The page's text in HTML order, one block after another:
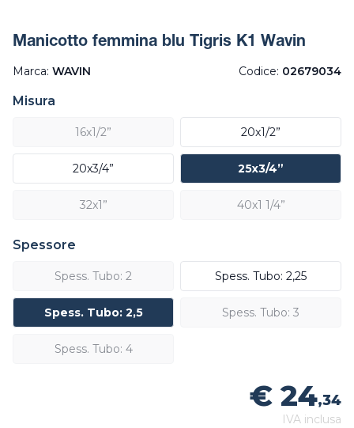
Manicotto femmina blu Tigris K1 Wavin
Marca: WAVIN Codice: 02679034
Misura
16x1/2” 20x1/2”
20x3/4” 25x3/4”
32x1” 40x1 1/4”
Spessore
Spess. Tubo: 2 Spess. Tubo: 2,25
Spess. Tubo: 2,5 Spess. Tubo: 3
Spess. Tubo: 4
€ 24,34
IVA inclusa